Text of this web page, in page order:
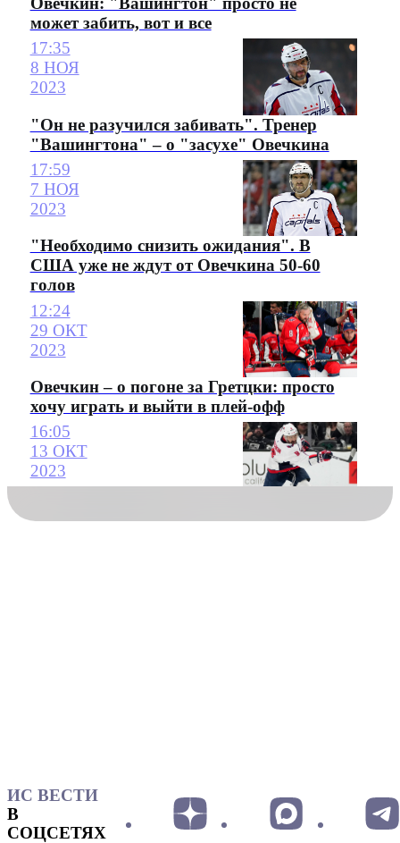
может забить, вот и все
17:35
8 НОЯ
2023
"Он не разучился забивать". Тренер
"Вашингтона" – о "засухе" Овечкина
17:59
7 НОЯ
2023
"Необходимо снизить ожидания". В
США уже не ждут от Овечкина 50-60
голов
12:24
29 ОКТ
2023
Овечкин – о погоне за Гретцки: просто
хочу играть и выйти в плей-офф
16:05
13 ОКТ
2023
ИС ВЕСТИ
В
СОЦСЕТЯХ